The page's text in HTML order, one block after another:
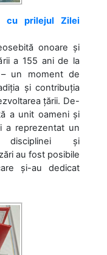
cu prilejul Zilei
onoare și
a 155 ani de la
un moment de
și contribuția
țării. De-
a unit oameni și
a reprezentat un
disciplinei și
au fost posibile
și-au dedicat